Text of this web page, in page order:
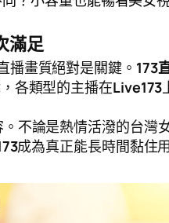
滿足
播畫質絕對是關鍵。 173
各類型的主播在Live173
不論是熱情活潑的台灣
成為真正能長時間黏住